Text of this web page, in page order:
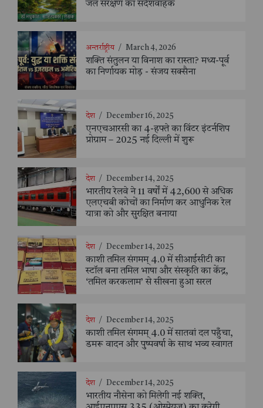
जल संरक्षण का संदेशवाहक
अन्तर्राष्ट्रीय / March 4, 2026
शक्ति संतुलन या विनाश का रास्ता? मध्य-पूर्व
का निर्णायक मोड़ - संजय सक्सैना
देश / December 16, 2025
एनएचआरसी का 4-हफ्ते का विंटर इंटर्नशिप
प्रोग्राम – 2025 नई दिल्ली में शुरू
देश / December 14, 2025
भारतीय रेलवे ने 11 वर्षों में 42,600 से अधिक
एलएचबी कोचों का निर्माण कर आधुनिक रेल
यात्रा को और सुरक्षित बनाया
देश / December 14, 2025
काशी तमिल संगमम् 4.0 में सीआईसीटी का
स्टॉल बना तमिल भाषा और संस्कृति का केंद्र,
‘तमिल करकलाम’ से सीखना हुआ सरल
देश / December 14, 2025
काशी तमिल संगमम् 4.0 में सातवां दल पहुँचा,
डमरू वादन और पुष्पवर्षा के साथ भव्य स्वागत
देश / December 14, 2025
भारतीय नौसेना को मिलेगी नई शक्ति,